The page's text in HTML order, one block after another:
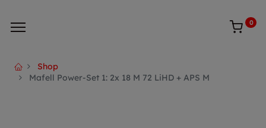
0
Shop
Mafell Power-Set 1: 2x 18 M 72 LiHD + APS M